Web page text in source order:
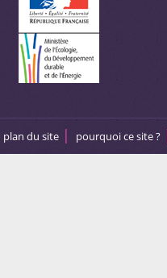
plan du site pourquoi ce site ?